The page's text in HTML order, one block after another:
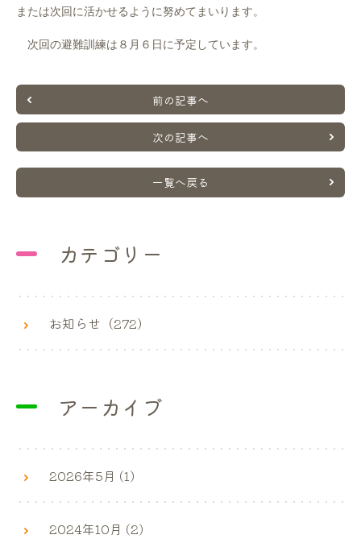
ここのっす便り
または次回に活かせるように努めてまいります。
次回の避難訓練は８月６日に予定しています。
前の記事へ
次の記事へ
一覧へ戻る
カテゴリー
お知らせ（272）
アーカイブ
2026年5月 (1)
2024年10月 (2)